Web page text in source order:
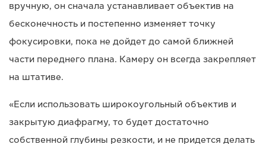
вручную, он сначала устанавливает объектив на
бесконечность и постепенно изменяет точку
фокусировки, пока не дойдет до самой ближней
части переднего плана. Камеру он всегда закрепляет
на штативе.
«Если использовать широкоугольный объектив и
закрытую диафрагму, то будет достаточно
собственной глубины резкости, и не придется делать